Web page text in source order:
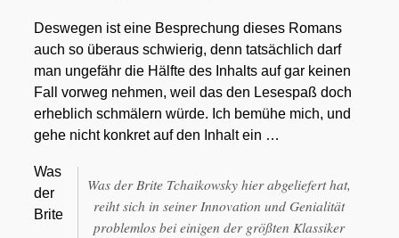
Des­we­gen ist eine Bespre­chung die­ses Romans
auch so über­aus schwie­rig, denn tat­säch­lich darf
man unge­fähr die Hälf­te des Inhalts auf gar kei­nen
Fall vor­weg neh­men, weil das den Lese­spaß doch
erheb­lich schmä­lern wür­de. Ich bemü­he mich, und
gehe nicht kon­kret auf den Inhalt ein …
Was der Bri­te Tchai­kow­sky hier abge­lie­fert hat,
reiht sich in sei­ner Inno­va­ti­on und Genia­li­tät
pro­blem­los bei eini­gen der größ­ten Klas­si­ker
Was
der
Bri­te